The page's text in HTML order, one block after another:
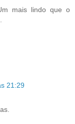
mais lindo que o
21:29